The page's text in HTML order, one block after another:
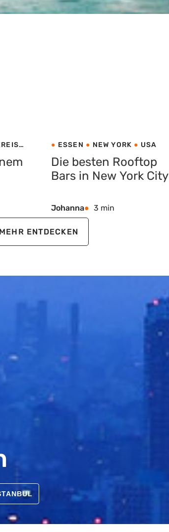
ESSEN NEW YORK USA
Die besten Rooftop
Bars in New York City
Johanna 3 min
MEHR ENTDECKEN